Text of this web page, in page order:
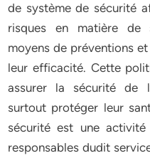
de système de sécurité
risques en matière de
moyens de préventions
leur efficacité. Cette
assurer la sécurité de
surtout protéger leur
sécurité est une
responsables dudit